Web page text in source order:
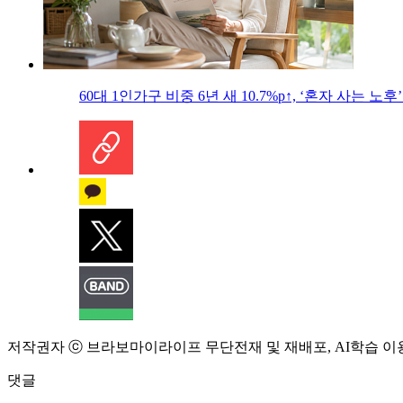
60대 1인가구 비중 6년 새 10.7%p↑, ‘혼자 사는 노후
저작권자 ⓒ 브라보마이라이프 무단전재 및 재배포, AI학습 이
댓글